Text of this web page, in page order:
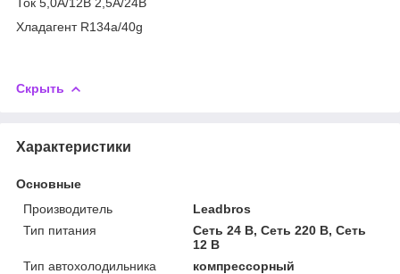
Хладагент R134a/40g
Скрыть
Характеристики
Основные
Производитель
Leadbros
Тип питания
Сеть 24 В, Сеть 220 В, Сеть
12 В
Тип автохолодильника
компрессорный